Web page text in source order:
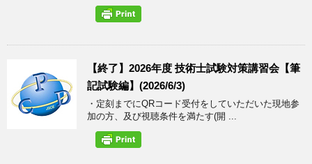
【終了】2026年度 技術士試験対策講習会【筆
記試験編】(2026/6/3)
・定刻までにQRコード受付をしていただいた現地参
加の方、及び視聴条件を満たす(開 ...